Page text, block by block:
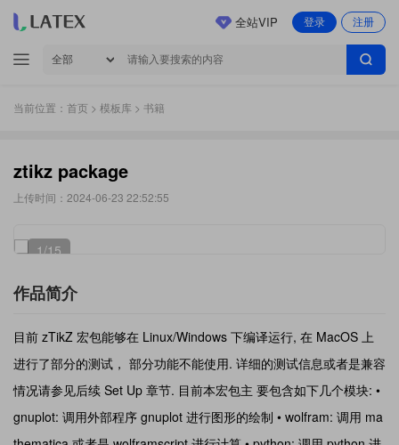
登录 注册
全站VIP
当前位置： 首页 > 模板库 > 书籍
ztikz package
上传时间：2024-06-23 22:52:55
1/15
作品简介
目前 zTikZ 宏包能够在 Linux/Windows 下编译运行, 在 MacOS 上
进行了部分的测试， 部分功能不能使用. 详细的测试信息或者是兼容
情况请参见后续 Set Up 章节. 目前本宏包主 要包含如下几个模块: •
gnuplot: 调用外部程序 gnuplot 进行图形的绘制 • wolfram: 调用 ma